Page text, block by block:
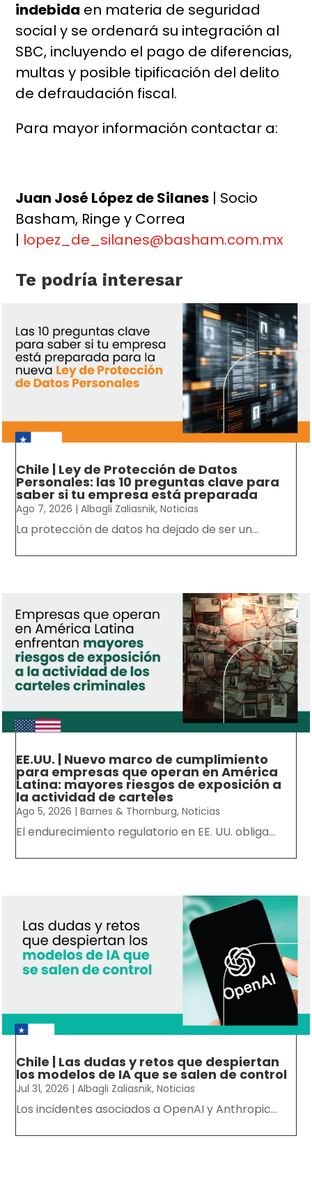
indebida en materia de seguridad
social y se ordenará su integración al
SBC, incluyendo el pago de diferencias,
multas y posible tipificación del delito
de defraudación fiscal.
Para mayor información contactar a:
Juan José López de Silanes | Socio
Basham, Ringe y Correa
| lopez_de_silanes@basham.com.mx
Te podría interesar
Chile | Ley de Protección de Datos
Personales: las 10 preguntas clave para
saber si tu empresa está preparada
Ago 7, 2026 |Albagli Zaliasnik,Noticias
La protección de datos ha dejado de ser un...
EE.UU. | Nuevo marco de cumplimiento
para empresas que operan en América
Latina: mayores riesgos de exposición a
la actividad de carteles
Ago 5, 2026 |Barnes & Thornburg,Noticias
El endurecimiento regulatorio en EE. UU. obliga...
Chile | Las dudas y retos que despiertan
los modelos de IA que se salen de control
Jul 31, 2026 |Albagli Zaliasnik,Noticias
Los incidentes asociados a OpenAI y Anthropic...